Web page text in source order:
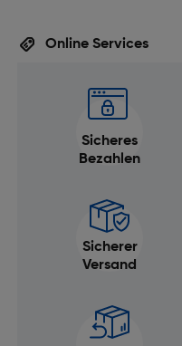
Online Services
Sicheres
Bezahlen
Sicherer
Versand